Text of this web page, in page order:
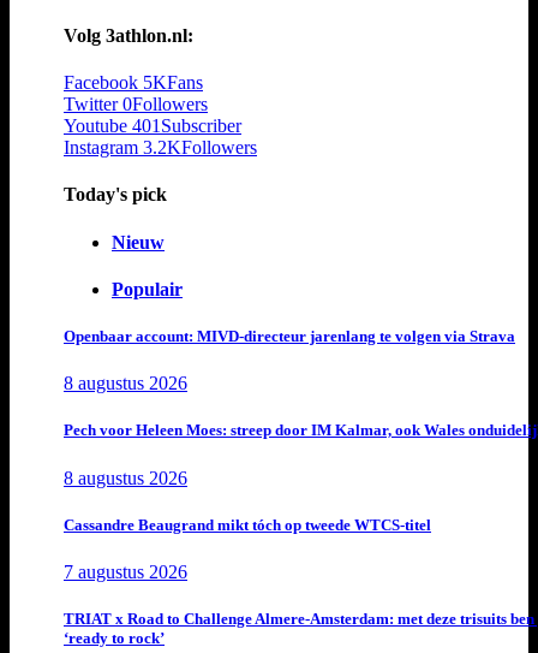
Volg 3athlon.nl:
Facebook 5KFans
Twitter 0Followers
Youtube 401 Subscriber
Instagram 3.2KFollowers
Today's pick
Nieuw
Populair
Openbaar account: MIVD-directeur jarenlang te volgen via Strava
8 augustus 2026
Pech voor Heleen Moes: streep door IM Kalmar, ook Wales
8 augustus 2026
Cassandre Beaugrand mikt tóch op tweede WTCS-titel
7 augustus 2026
TRIAT x Road to Challenge Almere-Amsterdam: met deze trisuits ben
‘ready to rock’